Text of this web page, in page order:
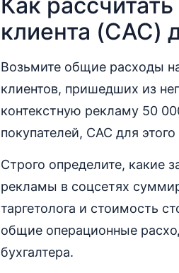
клиента (CAC)
Возьмите общие расходы
клиентов, пришедших из
контекстную рекламу 50
покупателей, CAC для
Строго определите, какие
рекламы в соцсетях
таргетолога и стоимость
общие операционные
бухгалтера.